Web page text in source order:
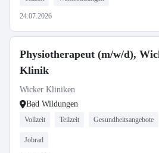
24.07.2026
Physiotherapeut (m/w/d),
Klinik
Wicker Kliniken
Bad Wildungen
Vollzeit Teilzeit Gesundheitsangebote
Jobrad